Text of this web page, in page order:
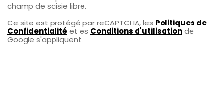
champ de saisie libre.
Ce site est protégé par reCAPTCHA, les Politiques de
Confidentialité et es Conditions d'utilisationde
Google s'appliquent.